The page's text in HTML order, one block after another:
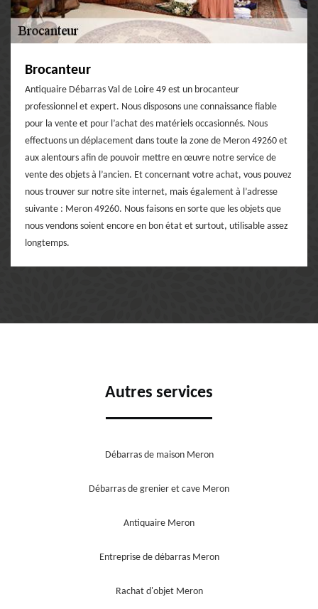
Brocanteur
Antiquaire Débarras Val de Loire 49 est un brocanteur
professionnel et expert. Nous disposons une connaissance fiable
pour la vente et pour l’achat des matériels occasionnés. Nous
effectuons un déplacement dans toute la zone de Meron 49260 et
aux alentours afin de pouvoir mettre en œuvre notre service de
vente des objets à l’ancien. Et concernant votre achat, vous pouvez
nous trouver sur notre site internet, mais également à l’adresse
suivante : Meron 49260. Nous faisons en sorte que les objets que
nous vendons soient encore en bon état et surtout, utilisable assez
longtemps.
Autres services
Débarras de maison Meron
Débarras de grenier et cave Meron
Antiquaire Meron
Entreprise de débarras Meron
Rachat d'objet Meron